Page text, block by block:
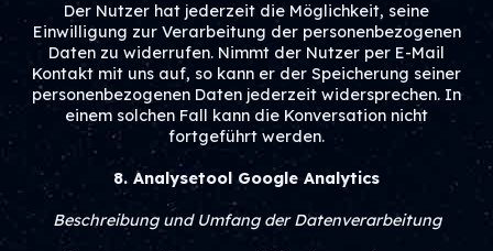
Der Nutzer hat jederzeit die Möglichkeit, seine
Einwilligung zur Verarbeitung der personenbezogenen
Daten zu widerrufen. Nimmt der Nutzer per E-Mail
Kontakt mit uns auf, so kann er der Speicherung seiner
personenbezogenen Daten jederzeit widersprechen. In
einem solchen Fall kann die Konversation nicht
fortgeführt werden.
8. Analysetool Google Analytics
Beschreibung und Umfang der Datenverarbeitung